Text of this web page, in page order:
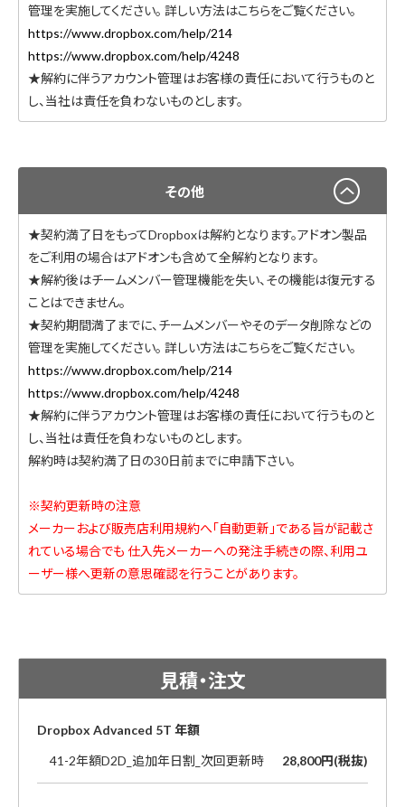
管理を実施してください。 詳しい方法はこちらをご覧ください。
https://www.dropbox.com/help/214
https://www.dropbox.com/help/4248
★解約に伴うアカウント管理はお客様の責任において行うものと
し、当社は責任を負わないものとします。
その他
★契約満了日をもってDropboxは解約となります。アドオン製品
をご利用の場合はアドオンも含めて全解約となります。
★解約後はチームメンバー管理機能を失い、その機能は復元する
ことはできません。
★契約期間満了までに、チームメンバーやそのデータ削除などの
管理を実施してください。 詳しい方法はこちらをご覧ください。
https://www.dropbox.com/help/214
https://www.dropbox.com/help/4248
★解約に伴うアカウント管理はお客様の責任において行うものと
し、当社は責任を負わないものとします。
解約時は契約満了日の30日前までに申請下さい。
※契約更新時の注意
メーカーおよび販売店利用規約へ「自動更新」である旨が記載さ
れている場合でも 仕入先メーカーへの発注手続きの際、利用ユ
ーザー様へ更新の意思確認を行うことがあります。
見積・注文
Dropbox Advanced 5T 年額
41-2年額D2D_追加年日割_次回更新時
28,800円(税抜)